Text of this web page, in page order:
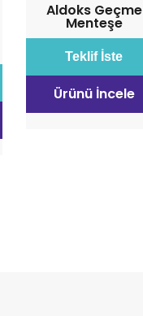
Aldoks Geçme
Menteşe
Teklif İste
Ürünü İncele